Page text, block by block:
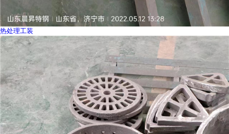
热处理工装